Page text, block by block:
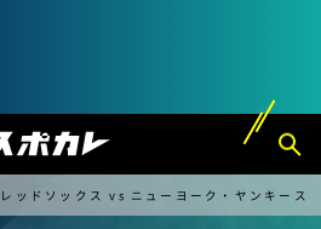
ッドソックス vs ニューヨーク・ヤンキース